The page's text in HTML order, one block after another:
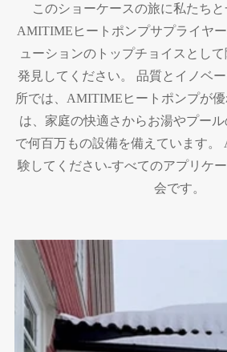
このショーケースの旅に私たちと
AMITIMEヒートポンプサプライヤ
ューションのトップチョイスとし
発見してください。 品質とイノベ
所では、AMITIMEヒートポンプが
は、家庭の快適さからお湯やプー
で何百万もの設備を備えています
験してください-すべてのアプリケ
会です。